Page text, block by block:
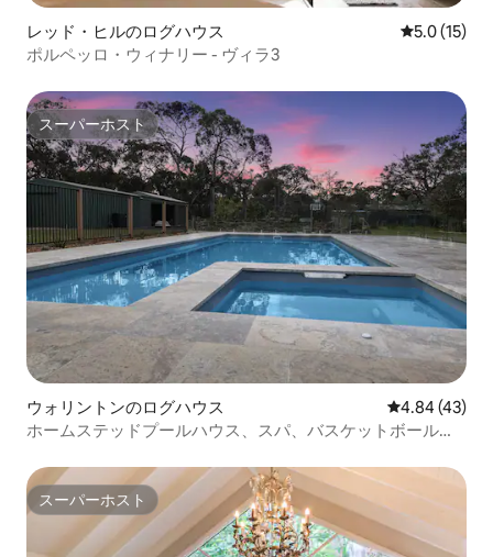
レッド・ヒルのログハウス レビュー15
5.0 (15)
ポルペッロ・ウィナリー - ヴィラ3
スーパーホスト
スーパーホスト
ウォリントンのログハウス レビュー43
4.84 (43)
ホームステッドプールハウス、スパ、バスケットボール、
スーパーホスト
スーパーホスト